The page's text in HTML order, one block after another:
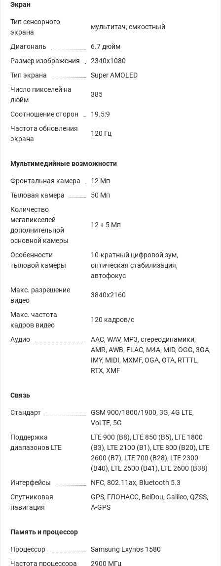
Экран
Тип сенсорного
экрана
мультитач, емкостный
Диагональ
6.7 дюйм
Размер изображения
2340x1080
Тип экрана
Super AMOLED
Число пикселей на
дюйм
385
Соотношение сторон
19.5:9
Частота обновления
экрана
120 Гц
Мультимедийные возможности
Фронтальная камера
12 Мп
Тыловая камера
50 Мп
Количество
мегапикселей
дополнительной
основной камеры
12 + 5 Мп
Особенности
тыловой камеры
10-кратный цифровой зум,
оптическая стабилизация,
автофокус
Макс. разрешение
видео
3840x2160
Макс. частота
кадров видео
120 кадров/с
Аудио
AAC, WAV, MP3, стереодинамики,
AMR, AWB, FLAC, M4A, MID, OGG, 3GA,
IMY, MIDI, MXMF, OGA, OTA, RTTTL,
RTX, XMF
Связь
Стандарт
GSM 900/1800/1900, 3G, 4G LTE,
VoLTE, 5G
Поддержка
диапазонов LTE
LTE 900 (B8), LTE 850 (B5), LTE 1800
(B3), LTE 2100 (B1), LTE 800 (B20), LTE
2600 (B7), LTE 700 (B28), LTE 2300
(B40), LTE 2500 (B41), LTE 2600 (B38)
Интерфейсы
NFC, 802.11ax, Bluetooth 5.3
Спутниковая
навигация
GPS, ГЛОНАСС, BeiDou, Galileo, QZSS,
A-GPS
Память и процессор
Процессор
Samsung Exynos 1580
Частота процессора
2900 МГц